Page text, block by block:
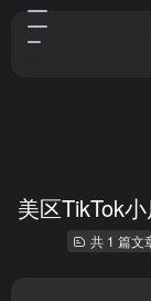
美区TikTok
共 1 篇文